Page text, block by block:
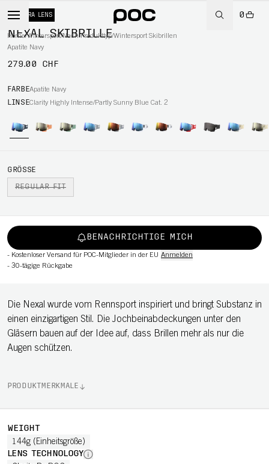
0
Home/Wintersport/Nach Produkttyp/Wintersport Skibrillen
+ EXTRA LENS
NEXAL SKIBRILLE
Apatite Navy
279.00 CHF
FARBEApatite Navy
LINSEClarity Highly Intense/Partly Sunny Blue Cat. 2
GRÖSSE
REGULAR FIT
BENACHRICHTIGE MICH
- Kostenloser Versand für POC-Mitglieder in der EU Anmelden
- 30-tägige Rückgabe
Die Nexal wurde vom Rennsport inspiriert und bringt Substanz in
einen einzigartigen Stil. Die Jochbeinabdeckungen unter den
Gläsern bauen auf der Idee auf, dass Brillen mehr als nur die
Augen schützen.
PRODUKTMERKMALE
WEIGHT
144g (Einheitsgröße)
LENS TECHNOLOGY